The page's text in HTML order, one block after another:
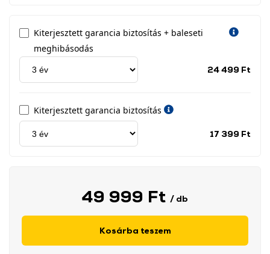
Kiterjesztett garancia biztosítás + baleseti
meghibásodás
24 499 Ft
Kiterjesztett garancia biztosítás
17 399 Ft
49 999 Ft / db
Kosárba teszem